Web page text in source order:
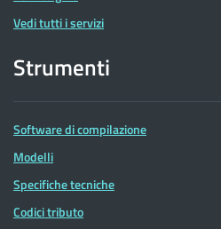
Vedi tutti i servizi
Strumenti
Software di compilazione
Modelli
Specifiche tecniche
Codici tributo